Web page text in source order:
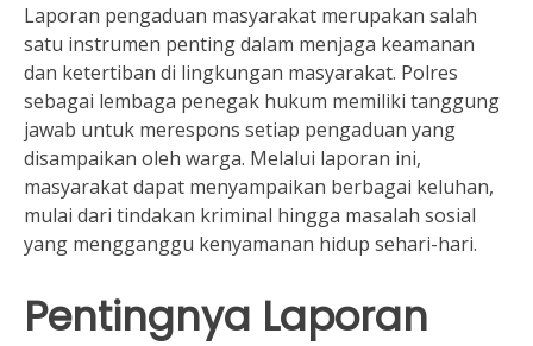
Laporan pengaduan masyarakat merupakan salah
satu instrumen penting dalam menjaga keamanan
dan ketertiban di lingkungan masyarakat. Polres
sebagai lembaga penegak hukum memiliki tanggung
jawab untuk merespons setiap pengaduan yang
disampaikan oleh warga. Melalui laporan ini,
masyarakat dapat menyampaikan berbagai keluhan,
mulai dari tindakan kriminal hingga masalah sosial
yang mengganggu kenyamanan hidup sehari-hari.
Pentingnya Laporan